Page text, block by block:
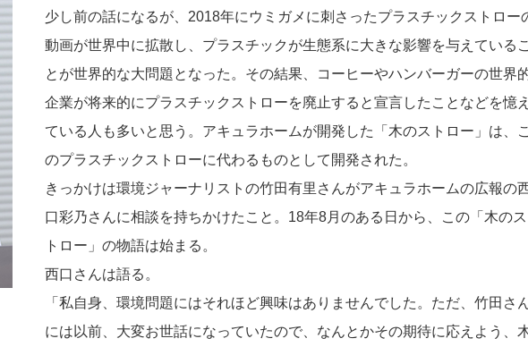
少し前の話になるが、2018年にウミガメに刺さったプラスチックストロー
動画が世界中に拡散し、プラスチックが生態系に大きな影響を与えているこ
とが世界的な大問題となった。その結果、コーヒーやハンバーガーの世界
企業が将来的にプラスチックストローを廃止すると宣言したことなどを憶え
ている人も多いと思う。アキュラホームが開発した「木のストロー」は、こ
のプラスチックストローに代わるものとして開発された。
きっかけは環境ジャーナリストの竹田有里さんがアキュラホームの広報の
口彩乃さんに相談を持ちかけたこと。18年8月のある日から、この「木のス
トロー」の物語は始まる。
西口さんは語る。
「私自身、環境問題にはそれほど興味はありませんでした。ただ、竹田さ
には以前、大変お世話になっていたので、なんとかその期待に応えよう、